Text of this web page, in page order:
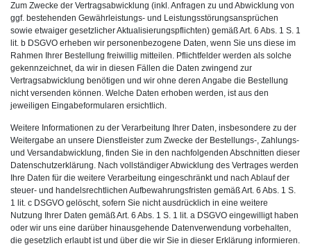
Zum Zwecke der Vertragsabwicklung (inkl. Anfragen zu und Abwicklung von
ggf. bestehenden Gewährleistungs- und Leistungsstörungsansprüchen
sowie etwaiger gesetzlicher Aktualisierungspflichten) gemäß Art. 6 Abs. 1 S. 1
lit. b DSGVO erheben wir personenbezogene Daten, wenn Sie uns diese im
Rahmen Ihrer Bestellung freiwillig mitteilen. Pflichtfelder werden als solche
gekennzeichnet, da wir in diesen Fällen die Daten zwingend zur
Vertragsabwicklung benötigen und wir ohne deren Angabe die Bestellung
nicht versenden können. Welche Daten erhoben werden, ist aus den
jeweiligen Eingabeformularen ersichtlich.
Weitere Informationen zu der Verarbeitung Ihrer Daten, insbesondere zu der
Weitergabe an unsere Dienstleister zum Zwecke der Bestellungs-, Zahlungs-
und Versandabwicklung, finden Sie in den nachfolgenden Abschnitten dieser
Datenschutzerklärung. Nach vollständiger Abwicklung des Vertrages werden
Ihre Daten für die weitere Verarbeitung eingeschränkt und nach Ablauf der
steuer- und handelsrechtlichen Aufbewahrungsfristen gemäß Art. 6 Abs. 1 S.
1 lit. c DSGVO gelöscht, sofern Sie nicht ausdrücklich in eine weitere
Nutzung Ihrer Daten gemäß Art. 6 Abs. 1 S. 1 lit. a DSGVO eingewilligt haben
oder wir uns eine darüber hinausgehende Datenverwendung vorbehalten,
die gesetzlich erlaubt ist und über die wir Sie in dieser Erklärung informieren.